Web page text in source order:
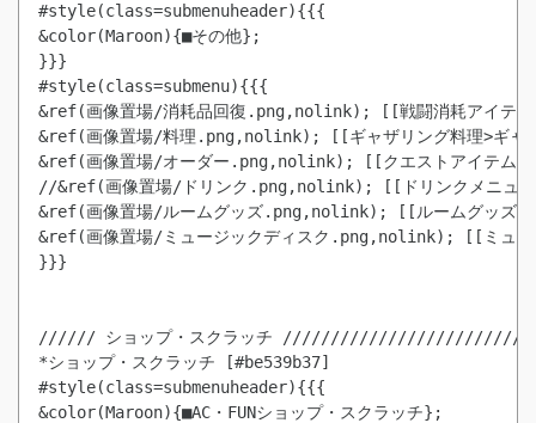
#style(class=submenuheader){{{
&color(Maroon){■その他};
}}}
#style(class=submenu){{{
&ref(画像置場/消耗品回復.png,nolink); [[戦闘消耗アイテ
&ref(画像置場/料理.png,nolink); [[ギャザリング料理>ギャ
&ref(画像置場/オーダー.png,nolink); [[クエストアイテム]]
//&ref(画像置場/ドリンク.png,nolink); [[ドリンクメニュ
&ref(画像置場/ルームグッズ.png,nolink); [[ルームグッズ]]
&ref(画像置場/ミュージックディスク.png,nolink); [[ミュー
}}}
////// ショップ・スクラッチ //////////////////////////
*ショップ・スクラッチ [#be539b37]
#style(class=submenuheader){{{
&color(Maroon){■AC・FUNショップ・スクラッチ};